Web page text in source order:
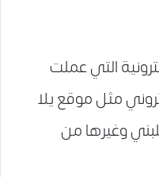
التي عملت
مثل موقع يلا
وغيرها من